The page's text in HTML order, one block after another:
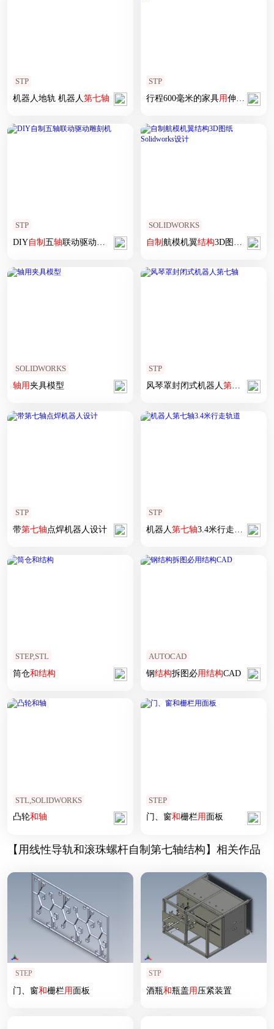
STP
机器人地轨 机器人第七轴
STP
行程600毫米的家具用伸缩式 滚珠
STP
DIY自制五轴联动驱动雕刻机
SOLIDWORKS
自制航模机翼结构3D图纸 Solidworks设计
SOLIDWORKS
轴用夹具模型
STP
风琴罩封闭式机器人第七
STP
带第七轴点焊机器人设计
STP
机器人第七轴3.4米行走轨道
STEP,STL
筒仓和结构
AUTOCAD
钢结构拆图必用结构CAD
STL,SOLIDWORKS
凸轮和轴
STEP
门、窗和栅栏用面板
【用线性导轨和滚珠螺杆自制第七轴结构】相关作品
STEP
门、窗和栅栏用面板
STP
酒瓶和瓶盖用压紧装置